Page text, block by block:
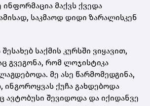
ინფორმაცია მაქვს ქვედა
საკმაოდ დიდი ზარალისკენ
საქმის კურსში ვიყავით,
გვეგონა, რომ ლოჯისტიკა
მე ასე წარმომედგინა,
ქუჩა გახდებოდა
ავტობუსი შევიდოდა და იქიდანვე